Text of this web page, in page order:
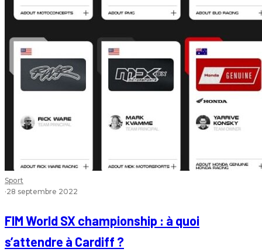
Sport
·28 septembre 2022
FIM World SX championship : à quoi
s’attendre à Cardiff ?